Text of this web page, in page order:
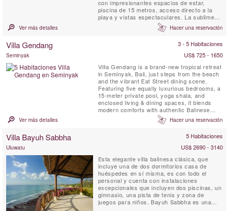
con impresionantes espacios de estar,
piscina de 15 metros, acceso directo a la
playa y vistas espectaculares. La sublime
Villa Seascape deslumbra en una medialuna
de arena blanca blanqueada en Nusa
hora en barco desde Sanur. Impresionante
Ver más detalles Hacer una reservación
Villa Gendang 3 - 5 Habitaciones
Seminyak
US$ 725 - 1650
Villa Gendang is a brand-new tropical retreat
in Seminyak, Bali, just steps from the beach
and the vibrant Eat Street dining scene.
Featuring five equally luxurious bedrooms, a
15-meter private pool, yoga shala, and
enclosed living & dining spaces, it blends
modern comforts with authentic Balinese
charm. Complete with butler service, daily
breakfast, and seamless access to
clubs, Villa Gendang is the perfect luxury
Ver más detalles Hacer una reservación
Villa Bayuh Sabbha 5 Habitaciones
Uluwatu
US$ 2690 - 3140
Esta elegante villa balinesa clásica, que
incluye una de dos dormitorios casa de
huéspedes en sí misma, es con todo el
personal y cuenta con instalaciones
excepcionales que incluyen dos piscinas, un
gimnasio, una pista de tenis y zona de
juegos para niños. Bayuh Sabbha es una